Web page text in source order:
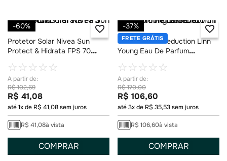
-60%
Protetor Solar Nivea Sun
Protect & Hidrata FPS 70
☆☆☆☆☆
R$102,69
R$ 41,08
até1x de R$41,08sem juros
R$ 41,08à vista
COMPRAR
-37%
Gold Mine La Seduction Linn
Young Eau De Parfum
☆☆☆☆☆
R$170,00
R$ 106,60
até3x de R$35,53sem juros
R$ 106,60à vista
COMPRAR
FRETE GRÁTIS